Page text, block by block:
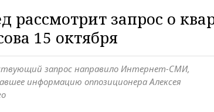
рассмотрит запрос о
15 октября
запрос направило Интернет-СМИ,
информацию оппозиционера Алексея